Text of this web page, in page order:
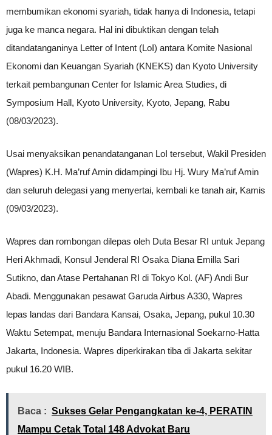
membumikan ekonomi syariah, tidak hanya di Indonesia, tetapi
juga ke manca negara. Hal ini dibuktikan dengan telah
ditandatanganinya Letter of Intent (LoI) antara Komite Nasional
Ekonomi dan Keuangan Syariah (KNEKS) dan Kyoto University
terkait pembangunan Center for Islamic Area Studies, di
Symposium Hall, Kyoto University, Kyoto, Jepang, Rabu
(08/03/2023).
Usai menyaksikan penandatanganan LoI tersebut, Wakil Presiden
(Wapres) K.H. Ma’ruf Amin didampingi Ibu Hj. Wury Ma’ruf Amin
dan seluruh delegasi yang menyertai, kembali ke tanah air, Kamis
(09/03/2023).
Wapres dan rombongan dilepas oleh Duta Besar RI untuk Jepang
Heri Akhmadi, Konsul Jenderal RI Osaka Diana Emilla Sari
Sutikno, dan Atase Pertahanan RI di Tokyo Kol. (AF) Andi Bur
Abadi. Menggunakan pesawat Garuda Airbus A330, Wapres
lepas landas dari Bandara Kansai, Osaka, Jepang, pukul 10.30
Waktu Setempat, menuju Bandara Internasional Soekarno-Hatta
Jakarta, Indonesia. Wapres diperkirakan tiba di Jakarta sekitar
pukul 16.20 WIB.
Baca : Sukses Gelar Pengangkatan ke-4, PERATIN
Mampu Cetak Total 148 Advokat Baru